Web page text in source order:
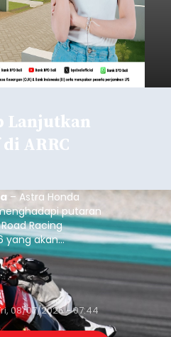
Lanjutkan
ARRC
– Astra Honda
putaran
Racing
yang akan
Nusa Tenggara
08/07/2026 - 07:44